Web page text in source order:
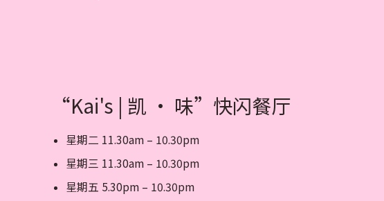
“Kai's | 凯 · 味”快闪餐厅
星期二 11.30am – 10.30pm
星期三 11.30am – 10.30pm
星期五 5.30pm – 10.30pm